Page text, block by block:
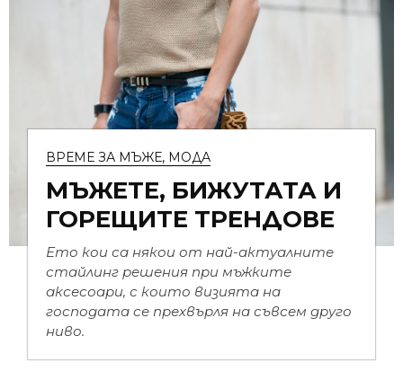
ВРЕМЕ ЗА МЪЖЕ, МОДА
МЪЖЕТЕ, БИЖУТАТА И
ГОРЕЩИТЕ ТРЕНДОВЕ
Ето кои са някои от най-актуалните
стайлинг решения при мъжките
аксесоари, с които визията на
господата се прехвърля на съвсем друго
ниво.